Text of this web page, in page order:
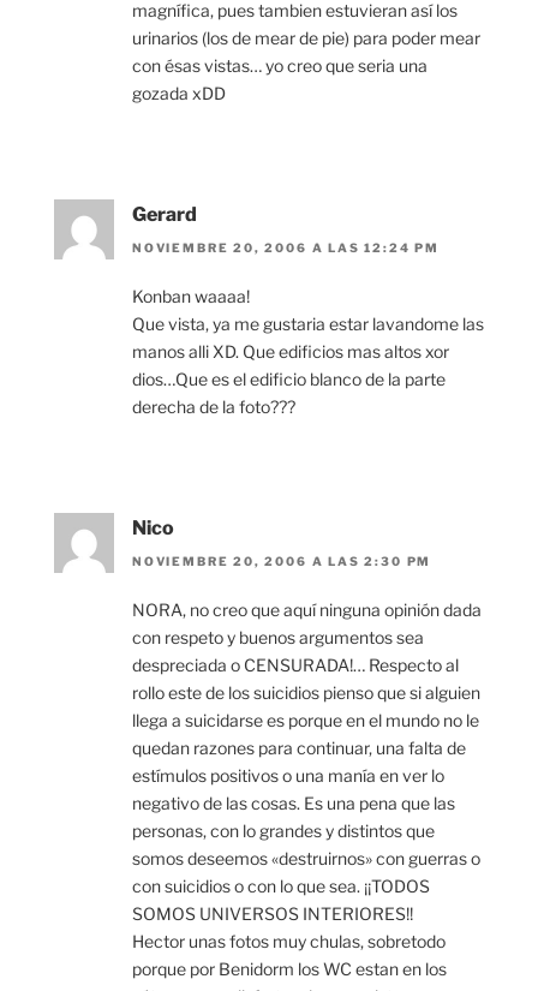
magnífica, pues tambien estuvieran así los
urinarios (los de mear de pie) para poder mear
con ésas vistas… yo creo que seria una
gozada xDD
Gerard
NOVIEMBRE 20, 2006 A LAS 12:24 PM
Konban waaaa!
Que vista, ya me gustaria estar lavandome las
manos alli XD. Que edificios mas altos xor
dios…Que es el edificio blanco de la parte
derecha de la foto???
Nico
NOVIEMBRE 20, 2006 A LAS 2:30 PM
NORA, no creo que aquí ninguna opinión dada
con respeto y buenos argumentos sea
despreciada o CENSURADA!… Respecto al
rollo este de los suicidios pienso que si alguien
llega a suicidarse es porque en el mundo no le
quedan razones para continuar, una falta de
estímulos positivos o una manía en ver lo
negativo de las cosas. Es una pena que las
personas, con lo grandes y distintos que
somos deseemos «destruirnos» con guerras o
con suicidios o con lo que sea. ¡¡TODOS
SOMOS UNIVERSOS INTERIORES!!
Hector unas fotos muy chulas, sobretodo
porque por Benidorm los WC estan en los